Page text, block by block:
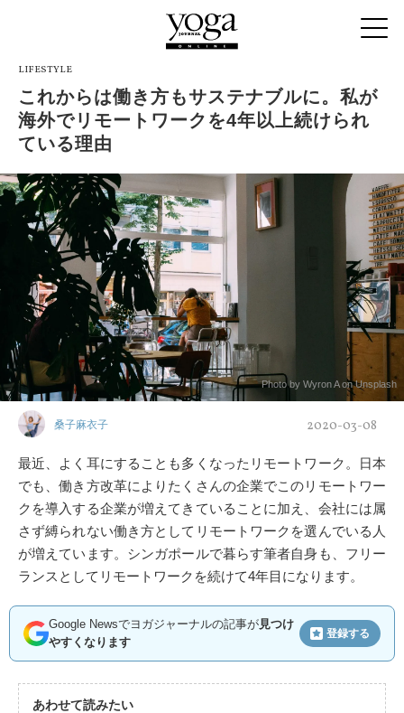
LIFESTYLE
これからは働き方もサステナブルに。私が
海外でリモートワークを4年以上続けられ
ている理由
Photo by Wyron A on Unsplash
桑子麻衣子 2020-03-08
最近、よく耳にすることも多くなったリモートワーク。日本
でも、働き方改革によりたくさんの企業でこのリモートワー
クを導入する企業が増えてきていることに加え、会社には属
さず縛られない働き方としてリモートワークを選んでいる人
が増えています。シンガポールで暮らす筆者自身も、フリー
ランスとしてリモートワークを続けて4年目になります。
Google Newsでヨガジャーナルの記事が見つけ
やすくなります
登録する
あわせて読みたい